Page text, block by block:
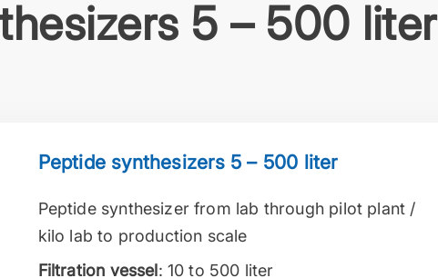
5 – 500 liter
Peptide synthesizers 5 – 500 liter
Peptide synthesizer from lab through pilot plant /
kilo lab to production scale
Filtration vessel: 10 to 500 liter